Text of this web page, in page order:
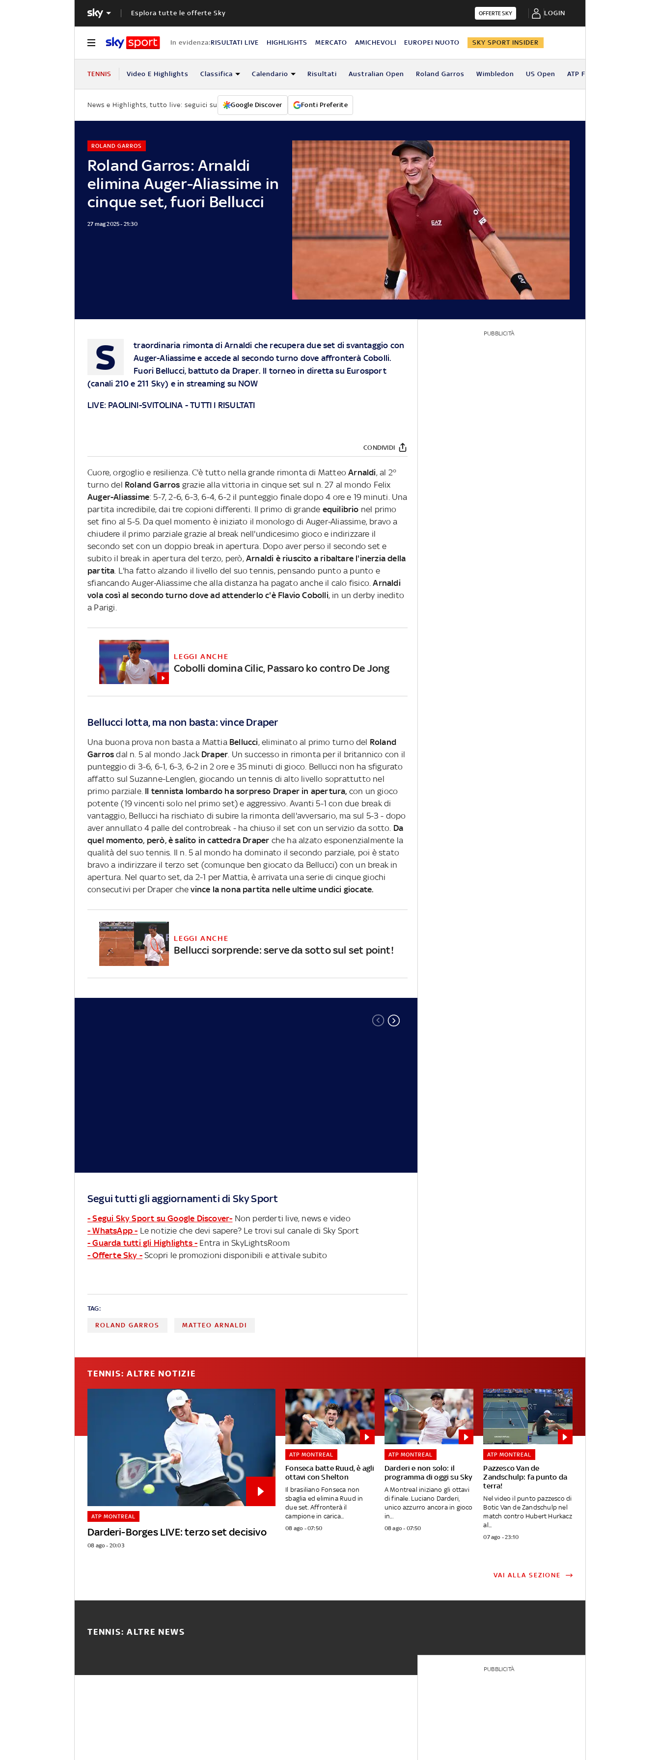
Esplora tutte le offerte Sky OFFERTE SKY LOGIN
In evidenza:RISULTATI LIVE HIGHLIGHTS MERCATO AMICHEVOLI EUROPEI NUOTO SKY SPORT INSIDER
TENNIS Video E Highlights Classifica Calendario Risultati Australian Open Roland Garros Wimbledon US Open ATP Finals
News e Highlights, tutto live: seguici su Google Discover Fonti Preferite
Roland Garros: Arnaldi
elimina Auger-Aliassime in
cinque set, fuori Bellucci
ROLAND GARROS
27 mag 2025 - 21:30
S
traordinaria rimonta di Arnaldi che recupera due set di svantaggio con
Auger-Aliassime e accede al secondo turno dove affronterà Cobolli.
Fuori Bellucci, battuto da Draper. Il torneo in diretta su Eurosport
(canali 210 e 211 Sky) e in streaming su NOW
LIVE: PAOLINI-SVITOLINA -TUTTI I RISULTATI
CONDIVIDI
Cuore, orgoglio e resilienza. C'è tutto nella grande rimonta di MatteoArnaldi, al 2°
turno del Roland Garros grazie alla vittoria in cinque set sul n. 27 al mondo Felix
Auger-Aliassime: 5-7, 2-6, 6-3, 6-4, 6-2 il punteggio finale dopo 4 ore e 19 minuti. Una
partita incredibile, dai tre copioni differenti. Il primo di grande equilibrio nel primo
set fino al 5-5. Da quel momento è iniziato il monologo di Auger-Aliassime, bravo a
chiudere il primo parziale grazie al break nell'undicesimo gioco e indirizzare il
secondo set con un doppio break in apertura. Dopo aver perso il secondo set e
subito il break in apertura del terzo, però, Arnaldi è riuscito a ribaltare l'inerzia della
partita. L'ha fatto alzando il livello del suo tennis, pensando punto a punto e
sfiancando Auger-Aliassime che alla distanza ha pagato anche il calo fisico. Arnaldi
vola così al secondo turno dove ad attenderlo c'è Flavio Cobolli, in un derby inedito
a Parigi.
LEGGI ANCHE
Cobolli domina Cilic, Passaro ko contro De Jong
Bellucci lotta, ma non basta: vince Draper
Una buona prova non basta a Mattia Bellucci, eliminato al primo turno del Roland
Garros dal n. 5 al mondo Jack Draper. Un successo in rimonta per il britannico con il
punteggio di 3-6, 6-1, 6-3, 6-2 in 2 ore e 35 minuti di gioco. Bellucci non ha sfigurato
affatto sul Suzanne-Lenglen, giocando un tennis di alto livello soprattutto nel
primo parziale. Il tennista lombardo ha sorpreso Draper in apertura, con un gioco
potente (19 vincenti solo nel primo set) e aggressivo. Avanti 5-1 con due break di
vantaggio, Bellucci ha rischiato di subire la rimonta dell'avversario, ma sul 5-3 - dopo
aver annullato 4 palle del controbreak - ha chiuso il set con un servizio da sotto. Da
quel momento, però, è salito in cattedra Draper che ha alzato esponenzialmente la
qualità del suo tennis. Il n. 5 al mondo ha dominato il secondo parziale, poi è stato
bravo a indirizzare il terzo set (comunque ben giocato da Bellucci) con un break in
apertura. Nel quarto set, da 2-1 per Mattia, è arrivata una serie di cinque giochi
consecutivi per Draper che vince la nona partita nelle ultime undici giocate.
LEGGI ANCHE
Bellucci sorprende: serve da sotto sul set point!
Segui tutti gli aggiornamenti di Sky Sport
- Segui Sky Sport su Google Discover- Non perderti live, news e video
- WhatsApp - Le notizie che devi sapere? Le trovi sul canale di Sky Sport
- Guarda tutti gli Highlights - Entra in SkyLightsRoom
- Offerte Sky - Scopri le promozioni disponibili e attivale subito
TAG:
ROLAND GARROS MATTEO ARNALDI
PUBBLICITÀ
TENNIS: ALTRE NOTIZIE
Darderi-Borges LIVE: terzo set decisivo
ATP MONTREAL
08 ago - 20:03
Fonseca batte Ruud, è agli
ottavi con Shelton
ATP MONTREAL
Il brasiliano Fonseca non
sbaglia ed elimina Ruud in
due set. Affronterà il
campione in carica...
08 ago - 07:50
Darderi e non solo: il
programma di oggi su Sky
ATP MONTREAL
A Montreal iniziano gli ottavi
di finale. Luciano Darderi,
unico azzurro ancora in gioco
in...
08 ago - 07:50
Pazzesco Van de
Zandschulp: fa punto da
terra!
ATP MONTREAL
Nel video il punto pazzesco di
Botic Van de Zandschulp nel
match contro Hubert Hurkacz
al...
07 ago - 23:10
VAI ALLA SEZIONE
TENNIS: ALTRE NEWS
PUBBLICITÀ